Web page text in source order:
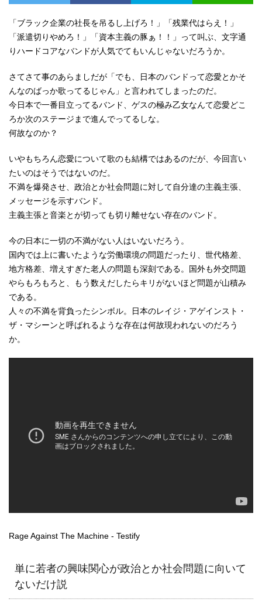
「ブラック企業の社長を吊るし上げろ！」「残業代はらえ！」
「派遣切りやめろ！」「資本主義の豚ぁ！！」って叫ぶ、文字通
りハードコアなバンドが人気でてもいんじゃないだろうか。
さてさて事のあらましだが「でも、日本のバンドって恋愛とかそ
んなのばっか歌ってるじゃん」と言われてしまったのだ。
今日本で一番目立ってるバンド、ゲスの極み乙女なんて恋愛どこ
ろか次のステージまで進んでってるしな。
何故なのか？
いやもちろん恋愛について歌のも結構ではあるのだが、今回言い
たいのはそうではないのだ。
不満を爆発させ、政治とか社会問題に対して自分達の主義主張、
メッセージを示すバンド。
主義主張と音楽とが切っても切り離せない存在のバンド。
今の日本に一切の不満がない人はいないだろう。
国内では上に書いたような労働環境の問題だったり、世代格差、
地方格差、増えすぎた老人の問題も深刻である。国外も外交問題
やらもろもろと、もう数えだしたらキリがないほど問題が山積み
である。
人々の不満を背負ったシンボル。日本のレイジ・アゲインスト・
ザ・マシーンと呼ばれるような存在は何故現われないのだろう
か。
Rage Against The Machine - Testify
単に若者の興味関心が政治とか社会問題に向いて
ないだけ説